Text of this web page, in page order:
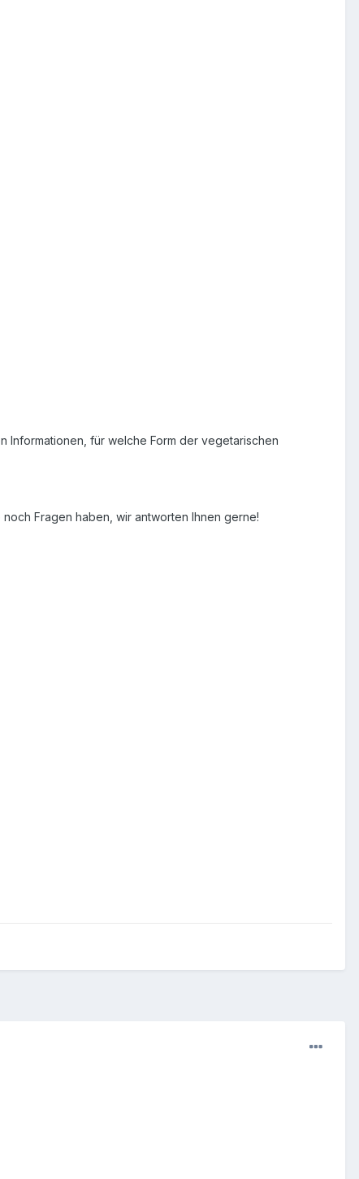
Informationen, für welche Form der vegetarischen
Fragen haben, wir antworten Ihnen gerne!